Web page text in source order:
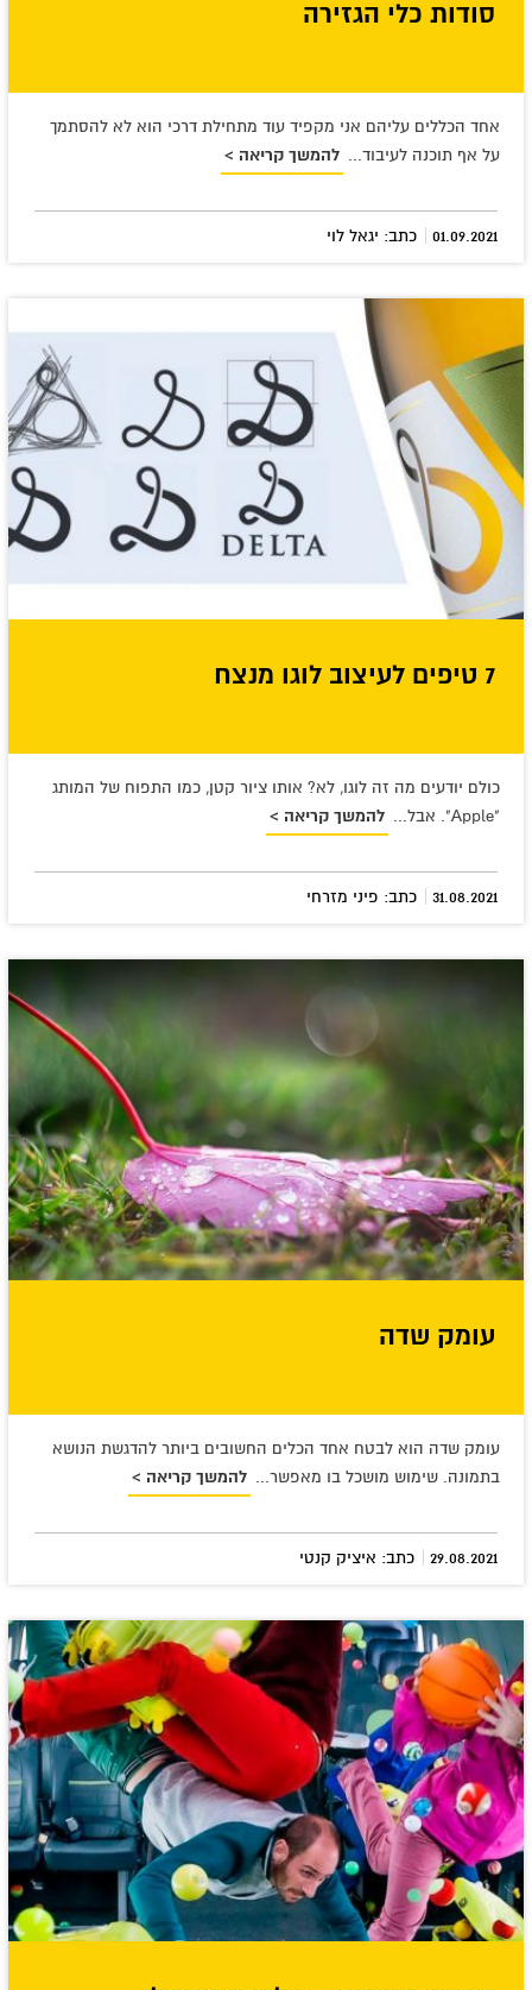
סודות כלי הגזירה
אחד הכללים עליהם אני מקפיד עוד מתחילת דרכי הוא לא להסתמך
על אף תוכנה לעיבוד... להמשך קריאה >
01.09.2021
| כתב: יגאל לוי
7 טיפים לעיצוב לוגו מנצח
כולם יודעים מה זה לוגו, לא? אותו ציור קטן, כמו התפוח של המותג
"Apple". אבל...
להמשך קריאה >
31.08.2021
| כתב: פיני מזרחי
עומק שדה
עומק שדה הוא לבטח אחד הכלים החשובים ביותר להדגשת הנושא
בתמונה. שימוש מושכל בו מאפשר... להמשך קריאה >
29.08.2021
| כתב: איציק קנטי